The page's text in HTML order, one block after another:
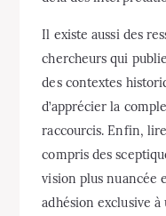
Il existe aussi des
chercheurs qui
des contextes
d’apprécier la
raccourcis. Enfin,
compris des
vision plus nuancée
adhésion exclusive